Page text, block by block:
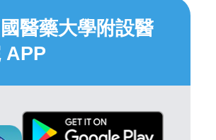
醫藥大學附設醫
APP